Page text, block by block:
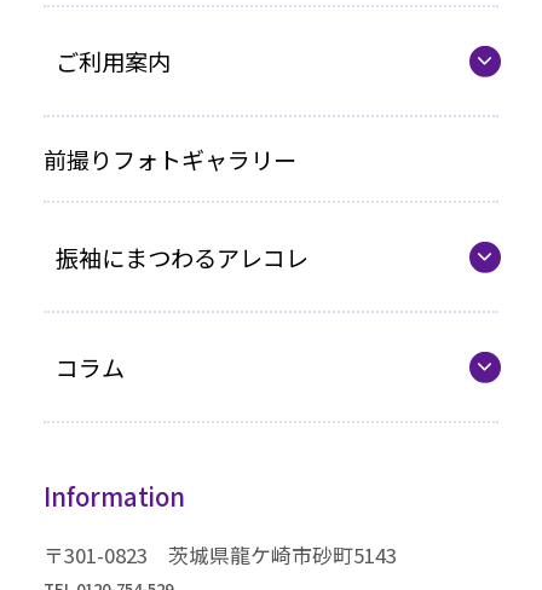
ママ振プラン
ご利用案内
各種お支払い方法
車いすをご利用の方へ
企業情報
前撮りフォトギャラリー
振袖にまつわるアレコレ
コラム
成人式までの流れ
Information
〒301-0823 茨城県龍ケ崎市砂町5143